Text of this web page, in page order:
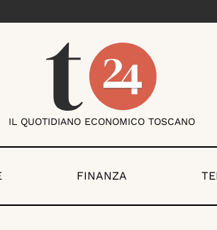
IL QUOTIDIANO ECONOMICO TOSCANO
FINANZA